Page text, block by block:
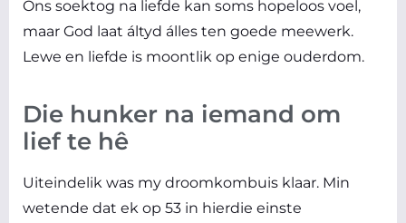
Ons soektog na liefde kan soms hopeloos voel,
maar God laat áltyd álles ten goede meewerk.
Lewe en liefde is moontlik op enige ouderdom.
Die hunker na iemand om
lief te hê
Uiteindelik was my droomkombuis klaar. Min
wetende dat ek op 53 in hierdie einste